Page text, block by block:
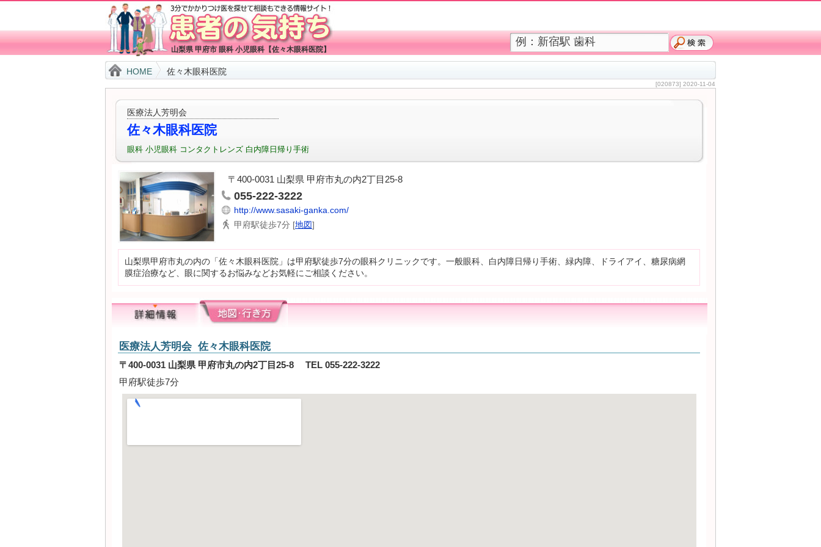
山梨県 甲府市 眼科 小児眼科【佐々木眼科医院】
HOME 佐々木眼科医院
[020873] 2020-11-04
医療法人芳明会
佐々木眼科医院
眼科 小児眼科 コンタクトレンズ 白内障日帰り手術
〒400-0031 山梨県 甲府市丸の内2丁目25-8
055-222-3222
http://www.sasaki-ganka.com/
甲府駅徒歩7分 [地図]
山梨県甲府市丸の内の「佐々木眼科医院」は甲府駅徒歩7分の眼科クリニックです。一般眼科、白内障日帰り手術、緑内障、ドライアイ、糖尿病網
膜症治療など、眼に関するお悩みなどお気軽にご相談ください。
医療法人芳明会 佐々木眼科医院
〒400-0031 山梨県 甲府市丸の内2丁目25-8 TEL 055-222-3222
甲府駅徒歩7分